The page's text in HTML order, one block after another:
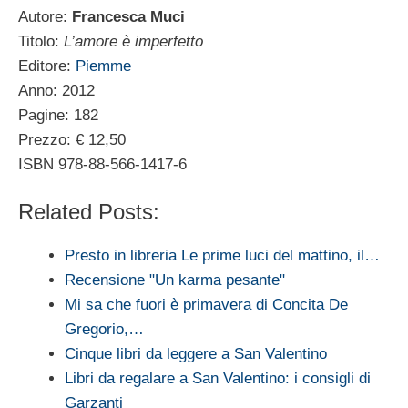
Autore: Francesca Muci
Titolo: L’amore è imperfetto
Editore: Piemme
Anno: 2012
Pagine: 182
Prezzo: € 12,50
ISBN 978-88-566-1417-6
Related Posts:
Presto in libreria Le prime luci del mattino, il…
Recensione "Un karma pesante"
Mi sa che fuori è primavera di Concita De
Gregorio,…
Cinque libri da leggere a San Valentino
Libri da regalare a San Valentino: i consigli di
Garzanti